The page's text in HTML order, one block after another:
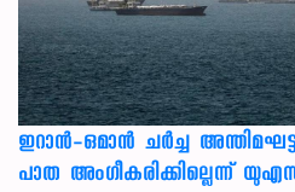
ഇറാന്‍-ഒമാന്‍ ചര്‍ച്ച
പാത അംഗീകരിക്കില്ലെന്ന്